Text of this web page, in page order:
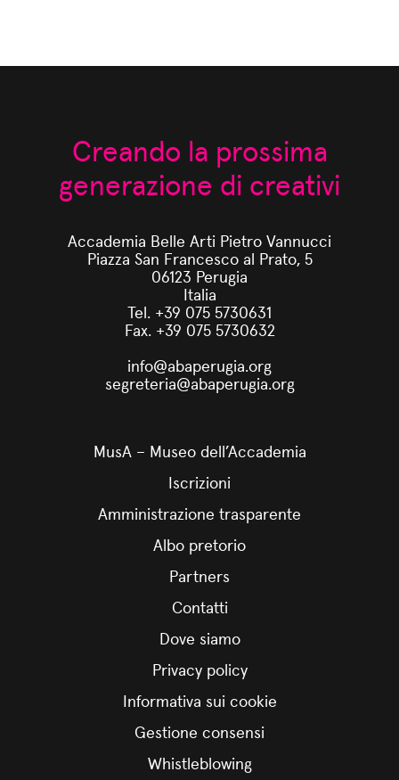
Creando la prossima
generazione di creativi
Accademia Belle Arti Pietro Vannucci
Piazza San Francesco al Prato, 5
06123 Perugia
Italia
Tel. +39 075 5730631
Fax. +39 075 5730632
info@abaperugia.org
segreteria@abaperugia.org
MusA – Museo dell’Accademia
Iscrizioni
Amministrazione trasparente
Albo pretorio
Partners
Contatti
Dove siamo
Privacy policy
Informativa sui cookie
Gestione consensi
Whistleblowing